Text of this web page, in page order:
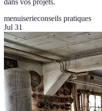
dans vos projets.
menuiserieconseils pratiques
Jul 31